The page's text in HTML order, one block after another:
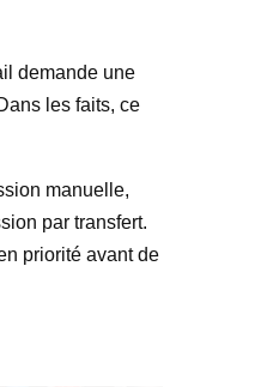
demande une
les faits, ce
manuelle,
par transfert.
priorité avant de